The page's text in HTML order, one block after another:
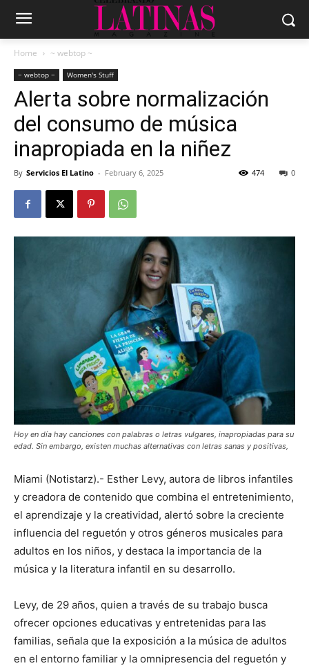
Home ~ webtop ~
~ webtop ~ Women's Stuff
Alerta sobre normalización
del consumo de música
inapropiada en la niñez
By Servicios El Latino - February 6, 2025 0
474
Hoy en día hay canciones con palabras o letras vulgares, inapropiadas para su
edad. Sin embargo, existen muchas alternativas con letras sanas y positivas,
Miami (Notistarz).- Esther Levy, autora de libros infantiles
y creadora de contenido que combina el entretenimiento,
el aprendizaje y la creatividad, alertó sobre la creciente
influencia del reguetón y otros géneros musicales para
adultos en los niños, y destaca la importancia de la
música y la literatura infantil en su desarrollo.
Levy, de 29 años, quien a través de su trabajo busca
ofrecer opciones educativas y entretenidas para las
familias, señala que la exposición a la música de adultos
en el entorno familiar y la omnipresencia del reguetón y